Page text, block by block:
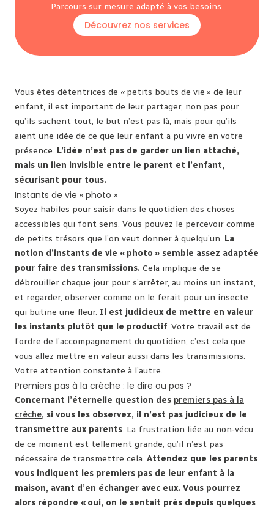
Parcours sur mesure adapté à vos besoins.
Découvrez nos services
Vous êtes détentrices de « petits bouts de vie » de leur
enfant, il est important de leur partager, non pas pour
qu’ils sachent tout, le but n’est pas là, mais pour qu’ils
aient une idée de ce que leur enfant a pu vivre en votre
présence. L’idée n’est pas de garder un lien attaché,
mais un lien invisible entre le parent et l’enfant,
sécurisant pour tous.
Instants de vie « photo »
Soyez habiles pour saisir dans le quotidien des choses
accessibles qui font sens. Vous pouvez le percevoir comme
de petits trésors que l’on veut donner à quelqu’un. La
notion d’instants de vie « photo » semble assez adaptée
pour faire des transmissions. Cela implique de se
débrouiller chaque jour pour s’arrêter, au moins un instant,
et regarder, observer comme on le ferait pour un insecte
qui butine une fleur. Il est judicieux de mettre en valeur
les instants plutôt que le productif. Votre travail est de
l’ordre de l’accompagnement du quotidien, c’est cela que
vous allez mettre en valeur aussi dans les transmissions.
Votre attention constante à l’autre.
Premiers pas à la crèche : le dire ou pas ?
Concernant l’éternelle question des premiers pas à la
crèche, si vous les observez, il n’est pas judicieux de le
transmettre aux parents. La frustration liée au non-vécu
de ce moment est tellement grande, qu’il n’est pas
nécessaire de transmettre cela. Attendez que les parents
vous indiquent les premiers pas de leur enfant à la
maison, avant d’en échanger avec eux. Vous pourrez
alors répondre « oui, on le sentait près depuis quelques